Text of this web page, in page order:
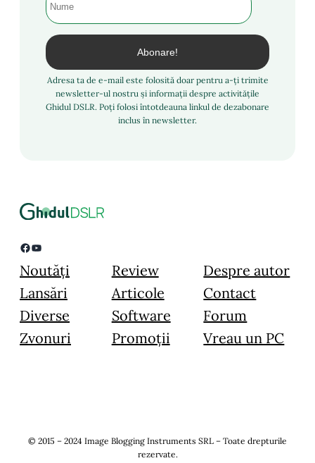
Adresa ta de e-mail este folosită doar pentru a-ți trimite
newsletter-ul nostru și informații despre activitățile
Ghidul DSLR. Poți folosi întotdeauna linkul de dezabonare
inclus în newsletter.
Facebook YouTube
Noutăți
Lansări
Diverse
Zvonuri
Review
Articole
Software
Promoții
Despre autor
Contact
Forum
Vreau un PC
© 2015 – 2024 Image Blogging Instruments SRL – Toate drepturile
rezervate.